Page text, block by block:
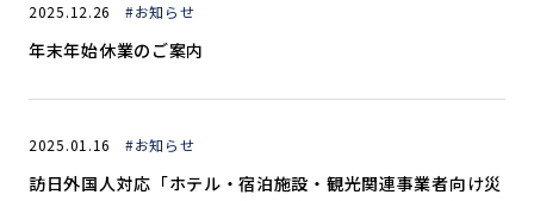
2025.12.26 #お知らせ
年末年始休業のご案内
2025.01.16 #お知らせ
訪日外国人対応「ホテル・宿泊施設・観光関連事業者向け災